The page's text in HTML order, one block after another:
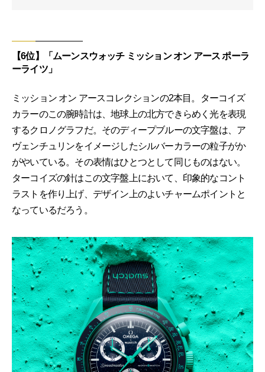
【6位】「ムーンスウォッチ ミッション オン アース ポーラ
ーライツ」
ミッション オン アースコレクションの2本目。ターコイズ
カラーのこの腕時計は、地球上の北方できらめく光を表現
するクロノグラフだ。そのディープブルーの文字盤は、ア
ヴェンチュリンをイメージしたシルバーカラーの粒子がか
がやいている。その表情はひとつとして同じものはない。
ターコイズの針はこの文字盤上において、印象的なコント
ラストを作り上げ、デザイン上のよいチャームポイントと
なっているだろう。